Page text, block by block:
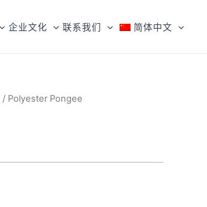
企业文化 联系我们 简体中文
/ Polyester Pongee